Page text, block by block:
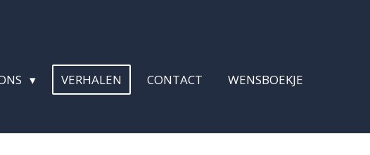
VERHALEN CONTACT WENSBOEKJE